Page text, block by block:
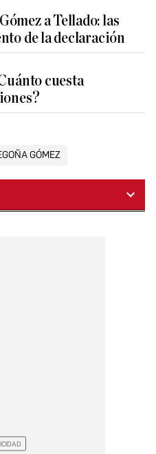
a Tellado: las
de la declaración
cuesta
GÓMEZ